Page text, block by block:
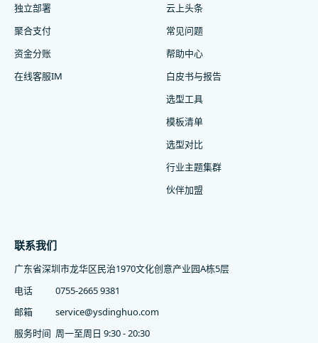
独立部署
聚合支付
资金分账
在线客服IM
云上头条
常见问题
帮助中心
白皮书与报告
选型工具
模板清单
选型对比
行业主题集群
伙伴加盟
联系我们
广东省深圳市龙华区民治1970文化创意产业园A栋5层
电话
0755-2665 9381
邮箱
service@ysdinghuo.com
服务时间 周一至周日 9:30 - 20:30